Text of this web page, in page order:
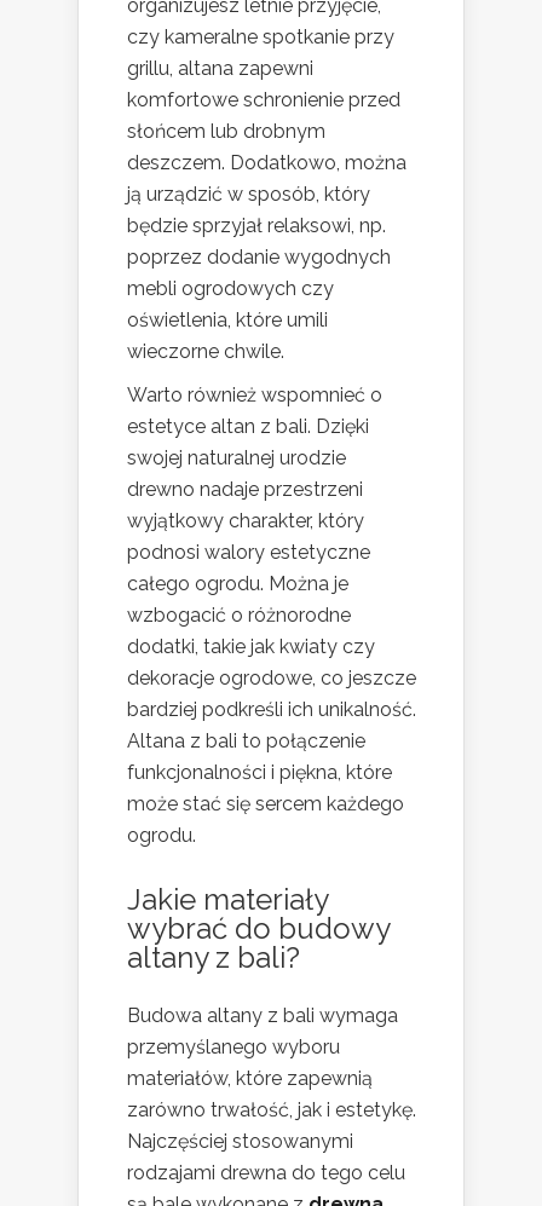
organizujesz letnie przyjęcie,
czy kameralne spotkanie przy
grillu, altana zapewni
komfortowe schronienie przed
słońcem lub drobnym
deszczem. Dodatkowo, można
ją urządzić w sposób, który
będzie sprzyjał relaksowi, np.
poprzez dodanie wygodnych
mebli ogrodowych czy
oświetlenia, które umili
wieczorne chwile.
Warto również wspomnieć o
estetyce altan z bali. Dzięki
swojej naturalnej urodzie
drewno nadaje przestrzeni
wyjątkowy charakter, który
podnosi walory estetyczne
całego ogrodu. Można je
wzbogacić o różnorodne
dodatki, takie jak kwiaty czy
dekoracje ogrodowe, co jeszcze
bardziej podkreśli ich unikalność.
Altana z bali to połączenie
funkcjonalności i piękna, które
może stać się sercem każdego
ogrodu.
Jakie materiały
wybrać do budowy
altany z bali?
Budowa altany z bali wymaga
przemyślanego wyboru
materiałów, które zapewnią
zarówno trwałość, jak i estetykę.
Najczęściej stosowanymi
rodzajami drewna do tego celu